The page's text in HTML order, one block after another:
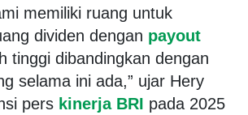
memiliki ruang untuk
dividen dengan payout
tinggi dibandingkan dengan
selama ini ada,” ujar Hery
pers kinerja BRI pada 2025